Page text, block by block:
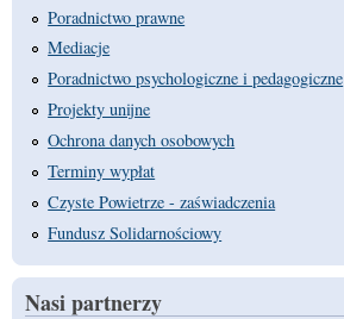
Poradnictwo prawne
Mediacje
Poradnictwo psychologiczne i pedagogiczne
Projekty unijne
Ochrona danych osobowych
Terminy wypłat
Czyste Powietrze - zaświadczenia
Fundusz Solidarnościowy
Nasi partnerzy